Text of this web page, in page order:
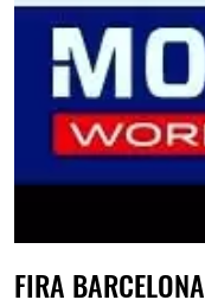
FIRA BARCELONA